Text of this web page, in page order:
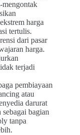
mengontak
harga
tertulis.
dari pasar
harga.
terjadi
pembiayaan
atau
darurat
bagian
tanpa